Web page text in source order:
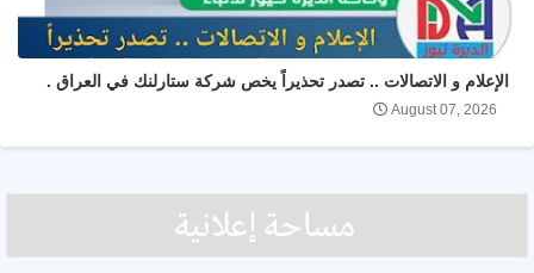
الإعلام و الاتصالات .. تصدر تحذيراً يخص شركة ستارلنك في العراق .
August 07, 2026